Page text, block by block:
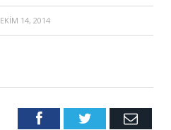
EKIM 14, 2014
FacebookTwitter Email